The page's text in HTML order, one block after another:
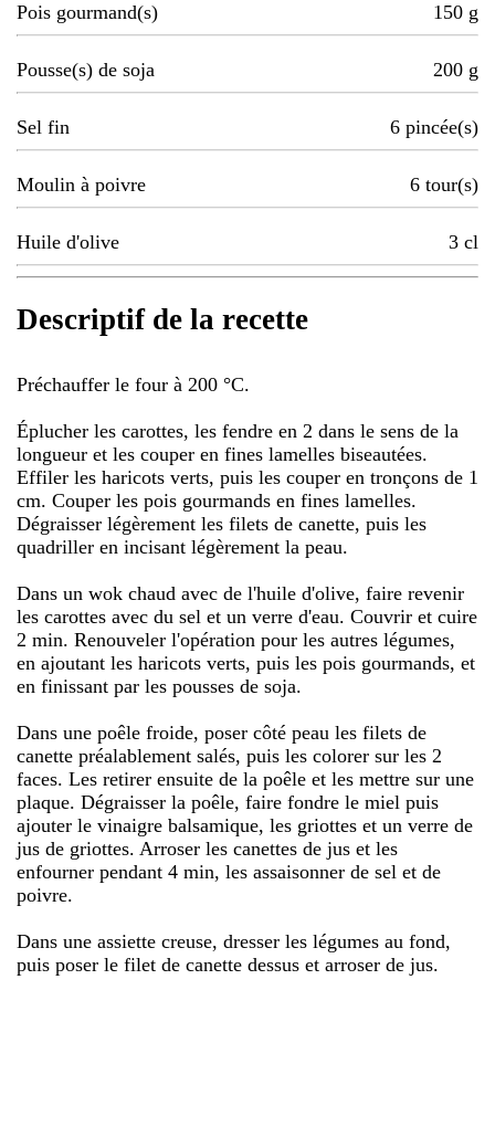
Pois gourmand(s) 150 g
Pousse(s) de soja 200 g
Sel fin 6 pincée(s)
Moulin à poivre 6 tour(s)
Huile d'olive 3 cl
Descriptif de la recette
Préchauffer le four à 200 °C.
Éplucher les carottes, les fendre en 2 dans le sens de la
longueur et les couper en fines lamelles biseautées.
Effiler les haricots verts, puis les couper en tronçons de 1
cm. Couper les pois gourmands en fines lamelles.
Dégraisser légèrement les filets de canette, puis les
quadriller en incisant légèrement la peau.
Dans un wok chaud avec de l'huile d'olive, faire revenir
les carottes avec du sel et un verre d'eau. Couvrir et cuire
2 min. Renouveler l'opération pour les autres légumes,
en ajoutant les haricots verts, puis les pois gourmands, et
en finissant par les pousses de soja.
Dans une poêle froide, poser côté peau les filets de
canette préalablement salés, puis les colorer sur les 2
faces. Les retirer ensuite de la poêle et les mettre sur une
plaque. Dégraisser la poêle, faire fondre le miel puis
ajouter le vinaigre balsamique, les griottes et un verre de
jus de griottes. Arroser les canettes de jus et les
enfourner pendant 4 min, les assaisonner de sel et de
poivre.
Dans une assiette creuse, dresser les légumes au fond,
puis poser le filet de canette dessus et arroser de jus.